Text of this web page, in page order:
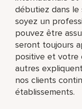
débutiez dans
soyez un
pouvez être
seront toujours
positive et votre
autres
nos clients
établissements.